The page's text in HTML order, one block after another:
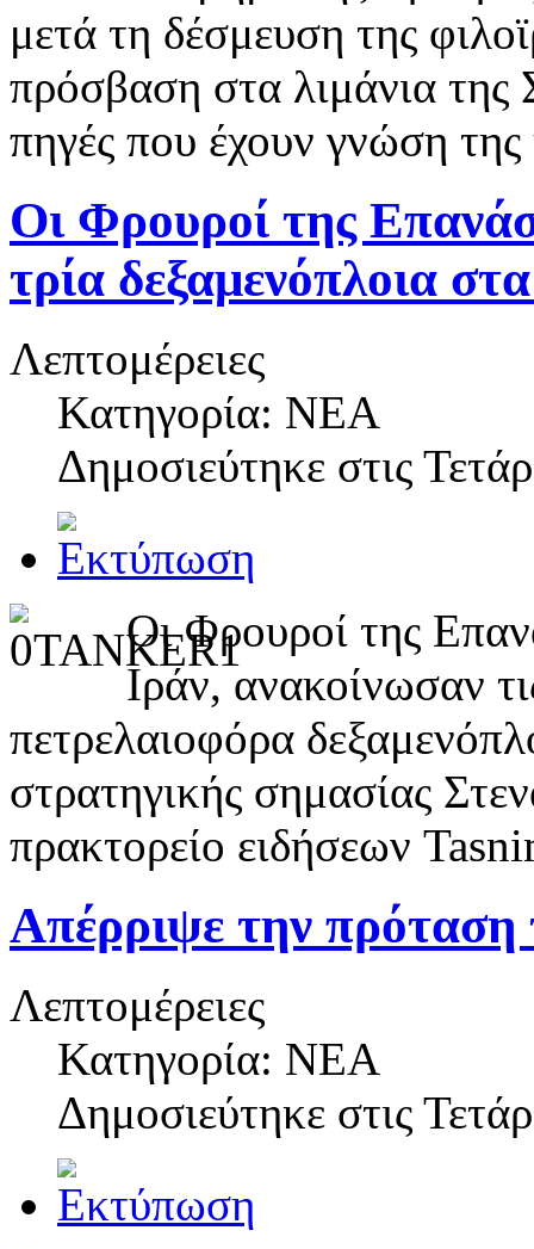
μετά τη δέσμευση της
πρόσβαση στα λιμάνια
πηγές που έχουν γνώση
Οι Φρουροί της
τρία δεξαμενόπλοια
Λεπτομέρειες
Κατηγορία: NEA
Δημοσιεύτηκε στις
Οι Φρουροί της
Ιράν, ανακοίνωσαν
πετρελαιοφόρα
στρατηγικής σημασίας
πρακτορείο ειδήσεων
Απέρριψε την πρόταση
Λεπτομέρειες
Κατηγορία: NEA
Δημοσιεύτηκε στις